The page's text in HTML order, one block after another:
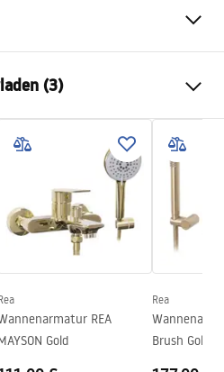
Weiß
Acryl
1590
580mm
Rechts
(3)
REA
Gold
Rea
Brush Gold